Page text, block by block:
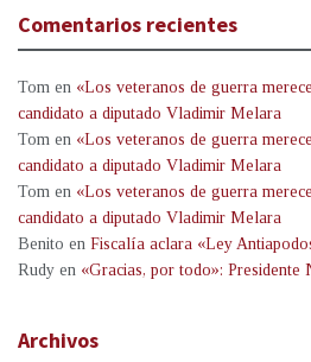
Comentarios recientes
Tom en «Los veteranos de guerra
candidato a diputado Vladimir Melara
Tom en «Los veteranos de guerra
candidato a diputado Vladimir Melara
Tom en «Los veteranos de guerra
candidato a diputado Vladimir Melara
Benito en Fiscalía aclara «Ley
Rudy en «Gracias, por todo»: Presidente
Archivos